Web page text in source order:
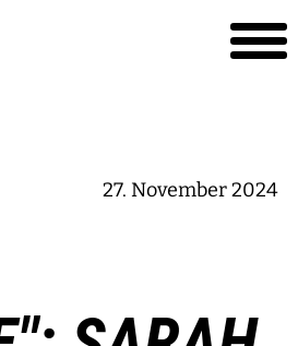
27. November 2024